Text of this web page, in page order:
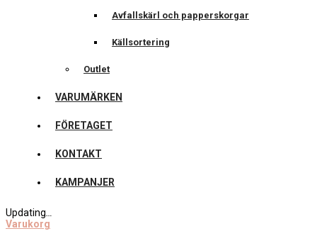
Avfallskärl och papperskorgar
Källsortering
Outlet
VARUMÄRKEN
FÖRETAGET
KONTAKT
KAMPANJER
Updating
Varukorg